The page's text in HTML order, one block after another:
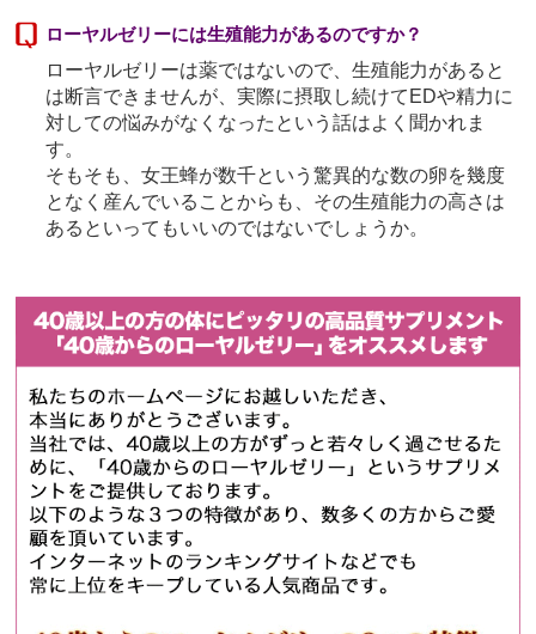
ローヤルゼリーには生殖能力があるのですか？
ローヤルゼリーは薬ではないので、生殖能力があると
は断言できませんが、実際に摂取し続けてEDや精力に
対しての悩みがなくなったという話はよく聞かれま
す。
そもそも、女王蜂が数千という驚異的な数の卵を幾度
となく産んでいることからも、その生殖能力の高さは
あるといってもいいのではないでしょうか。